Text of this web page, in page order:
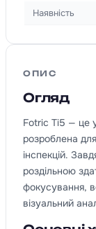
Наявність
ОПИС
Огляд
Fotric Ti5 — це
розроблена
інспекцій.
роздільною
фокусування,
візуальний